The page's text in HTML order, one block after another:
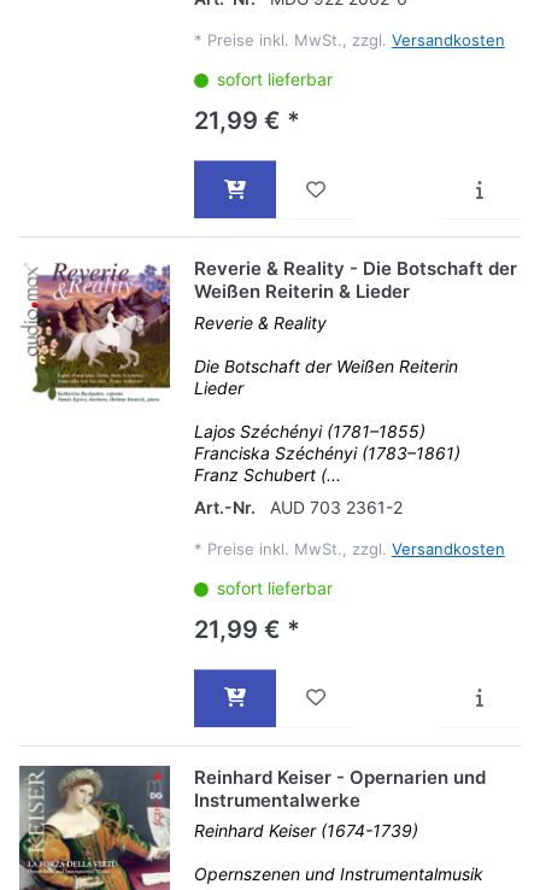
* Preise inkl. MwSt., zzgl. Versandkosten
sofort lieferbar
21,99 € *
Reverie & Reality - Die Botschaft der
Weißen Reiterin & Lieder
Reverie & Reality
Die Botschaft der Weißen Reiterin
Lieder
Lajos Széchényi (1781–1855)
Franciska Széchényi (1783–1861)
Franz Schubert (...
Art.-Nr.
AUD 703 2361-2
* Preise inkl. MwSt., zzgl. Versandkosten
sofort lieferbar
21,99 € *
Reinhard Keiser - Opernarien und
Instrumentalwerke
Reinhard Keiser (1674-1739)
Opernszenen und Instrumentalmusik